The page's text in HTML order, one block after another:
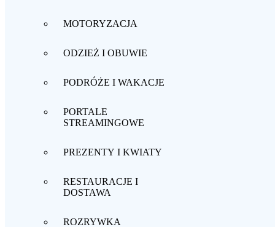
MOTORYZACJA
ODZIEŻ I OBUWIE
PODRÓŻE I WAKACJE
PORTALE
STREAMINGOWE
PREZENTY I KWIATY
RESTAURACJE I
DOSTAWA
ROZRYWKA